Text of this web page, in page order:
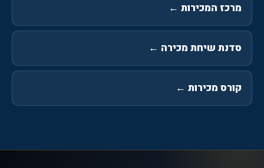
מרכז המכירות ←
סדנת שיחת מכירה ←
קורס מכירות ←